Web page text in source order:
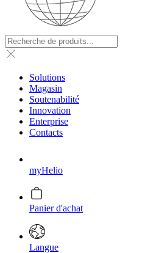
Solutions
Magasin
Soutenabilité
Innovation
Enterprise
Contacts
myHelio
Panier d'achat
Langue